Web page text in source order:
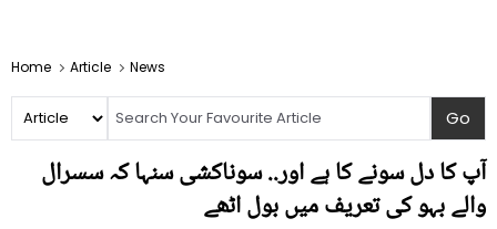
Home Article News
آپ کا دل سونے کا ہے اور.. سوناکشی سنہا کہ سسرال
والے بہو کی تعریف میں بول اٹھے